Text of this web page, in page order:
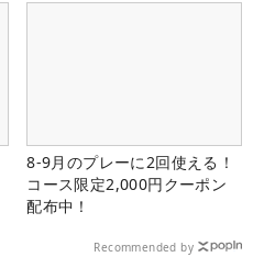
8-9月のプレーに2回使える！
コース限定2,000円クーポン
配布中！
Recommended by